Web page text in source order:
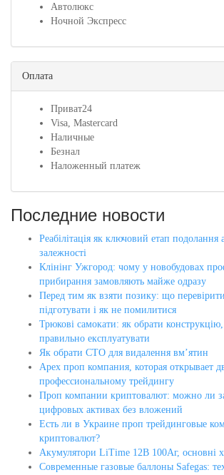
Автолюкс
Ночной Экспресс
Оплата
Приват24
Visa, Mastercard
Наличные
Безнал
Наложенный платеж
Последние новости
Реабілітація як ключовий етап подолання
залежності
Клінінг Ужгород: чому у новобудовах
прибирання замовляють майже одразу
Перед тим як взяти позику: що
підготувати і як не помилитися
Трюкові самокати: як обрати
правильно експлуатувати
Як обрати СТО для видалення вм’ятин
Apex проп компания, которая открывает
профессиональному трейдингу
Проп компании криптовалют: можно ли
цифровых активах без вложений
Есть ли в Украине проп трейдинговые
криптовалют?
Акумулятори LiTime 12В 100Аг, основні
Современные газовые баллоны Safegas: